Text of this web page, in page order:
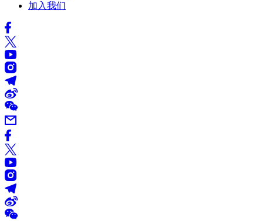
加入我们